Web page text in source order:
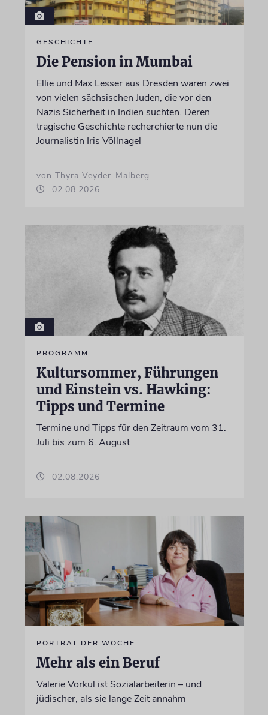
GESCHICHTE
Die Pension in Mumbai
Ellie und Max Lesser aus Dresden waren zwei
von vielen sächsischen Juden, die vor den
Nazis Sicherheit in Indien suchten. Deren
tragische Geschichte recherchierte nun die
Journalistin Iris Völlnagel
von Thyra Veyder-Malberg
02.08.2026
PROGRAMM
Kultursommer, Führungen
und Einstein vs. Hawking:
Tipps und Termine
Termine und Tipps für den Zeitraum vom 31.
Juli bis zum 6. August
02.08.2026
PORTRÄT DER WOCHE
Mehr als ein Beruf
Valerie Vorkul ist Sozialarbeiterin – und
jüdischer, als sie lange Zeit annahm